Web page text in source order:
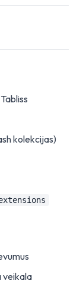
kolekcijas)
veikala